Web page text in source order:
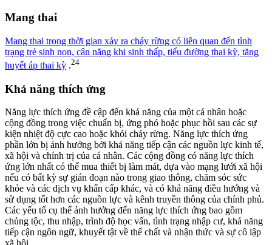
Mang thai
Mang thai trong thời gian xảy ra cháy rừng có liên quan đến tình
trạng trẻ sinh non, cân nặng khi sinh thấp, tiểu đường thai kỳ, tăng
huyết áp thai kỳ .24
Khả năng thích ứng
Năng lực thích ứng đề cập đến khả năng của một cá nhân hoặc
cộng đồng trong việc chuẩn bị, ứng phó hoặc phục hồi sau các sự
kiện nhiệt độ cực cao hoặc khói cháy rừng. Năng lực thích ứng
phần lớn bị ảnh hưởng bởi khả năng tiếp cận các nguồn lực kinh tế,
xã hội và chính trị của cá nhân. Các cộng đồng có năng lực thích
ứng lớn nhất có thể mua thiết bị làm mát, dựa vào mạng lưới xã hội
nếu có bất kỳ sự gián đoạn nào trong giao thông, chăm sóc sức
khỏe và các dịch vụ khẩn cấp khác, và có khả năng điều hướng và
sử dụng tốt hơn các nguồn lực và kênh truyền thông của chính phủ.
Các yếu tố cụ thể ảnh hưởng đến năng lực thích ứng bao gồm
chủng tộc, thu nhập, trình độ học vấn, tình trạng nhập cư, khả năng
tiếp cận ngôn ngữ, khuyết tật về thể chất và nhận thức và sự cô lập